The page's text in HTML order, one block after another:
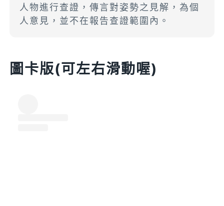
人物進行查證，傳言對姿勢之見解，為個
人意見，並不在報告查證範圍內。
圖卡版(可左右滑動喔)